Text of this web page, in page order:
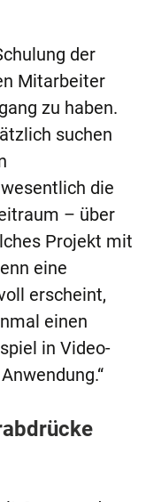
der
Mitarbeiter
zu haben.
suchen
die
– über
Projekt mit
eine
erscheint,
einen
in Video-